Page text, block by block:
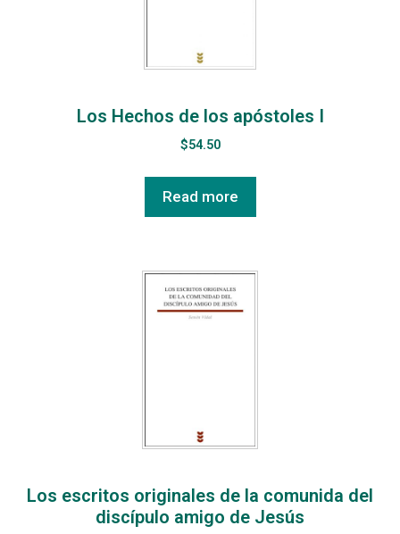
Los Hechos de los apóstoles I
$54.50
Read more
Los escritos originales de la comunida del
discípulo amigo de Jesús